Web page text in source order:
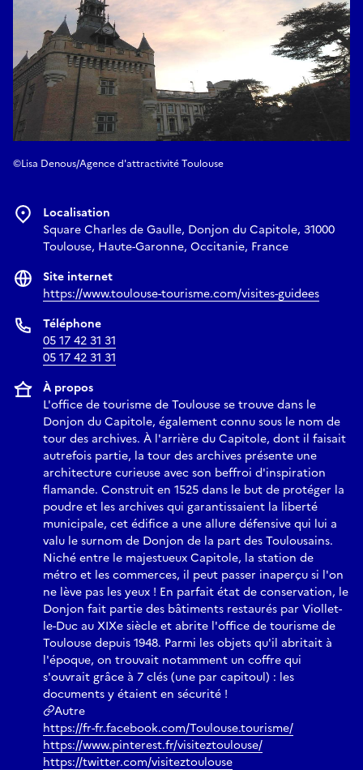
©Lisa Denous/Agence d'attractivité Toulouse
Localisation
Square Charles de Gaulle, Donjon du Capitole, 31000
Toulouse, Haute-Garonne, Occitanie, France
Site internet
https://www.toulouse-tourisme.com/visites-guidees
Téléphone
05 17 42 31 31
05 17 42 31 31
À propos
L'office de tourisme de Toulouse se trouve dans le
Donjon du Capitole, également connu sous le nom de
tour des archives. À l'arrière du Capitole, dont il faisait
autrefois partie, la tour des archives présente une
architecture curieuse avec son beffroi d'inspiration
flamande. Construit en 1525 dans le but de protéger la
poudre et les archives qui garantissaient la liberté
municipale, cet édifice a une allure défensive qui lui a
valu le surnom de Donjon de la part des Toulousains.
Niché entre le majestueux Capitole, la station de
métro et les commerces, il peut passer inaperçu si l'on
ne lève pas les yeux ! En parfait état de conservation, le
Donjon fait partie des bâtiments restaurés par Viollet-
le-Duc au XIXe siècle et abrite l'office de tourisme de
Toulouse depuis 1948. Parmi les objets qu'il abritait à
l'époque, on trouvait notamment un coffre qui
s'ouvrait grâce à 7 clés (une par capitoul) : les
documents y étaient en sécurité !
Autre
https://fr-fr.facebook.com/Toulouse.tourisme/
https://www.pinterest.fr/visiteztoulouse/
https://twitter.com/visiteztoulouse